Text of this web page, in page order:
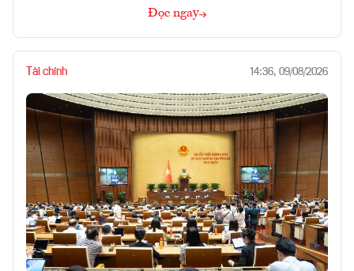
Đọc ngay
Tài chính 14:36, 09/08/2026